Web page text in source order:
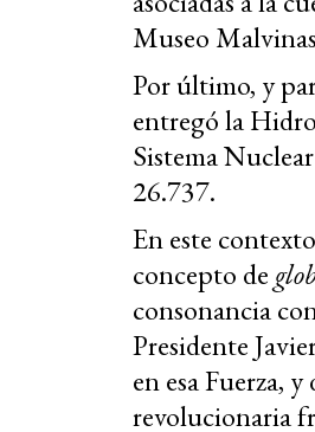
Museo
Por último, y
entregó la
Sistema
26.737.
En este
concepto de
consonancia
Presidente
en esa Fuerza,
revolucionaria